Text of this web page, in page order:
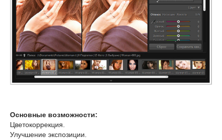
Основные возможности:
Цветокоррекция.
Улучшение экспозиции.